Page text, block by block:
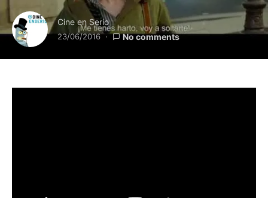
Cine en Serio
23/06/2016 No comments